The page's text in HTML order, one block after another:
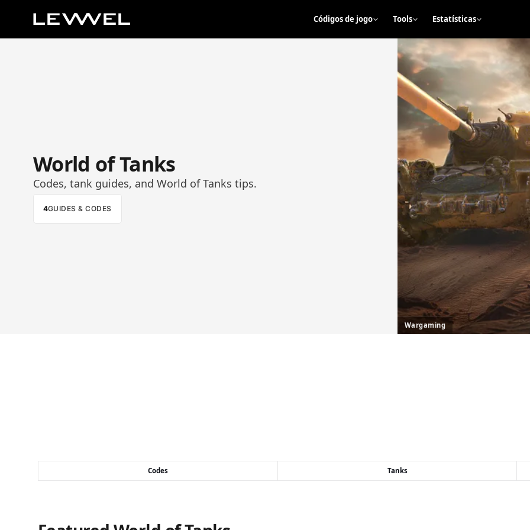
Códigos de jogo Tools Estatísticas
World of Tanks
Codes, tank guides, and World of Tanks tips.
4GUIDES & CODES
Wargaming
Codes Tanks